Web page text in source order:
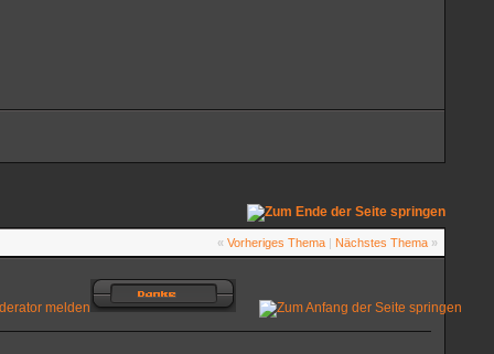
« Vorheriges Thema | Nächstes Thema »